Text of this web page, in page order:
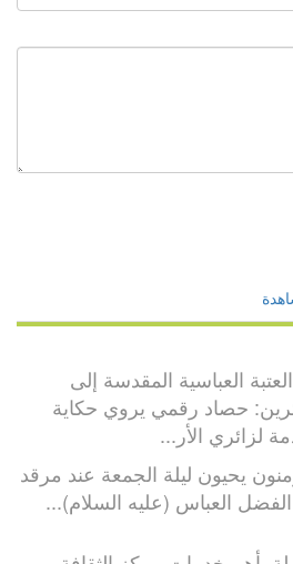
العباسية المقدسة إلى
حصاد رقمي يروي حكاية
لزائري الأر...
يحيون ليلة الجمعة عند مرقد
العباس (عليه السلام)...